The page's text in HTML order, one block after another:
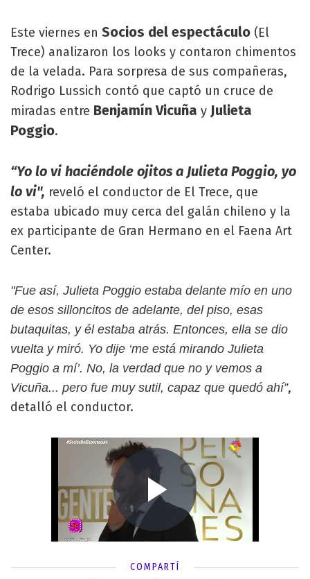
Este viernes en Socios del espectáculo (El
Trece) analizaron los looks y contaron chimentos
de la velada. Para sorpresa de sus compañeras,
Rodrigo Lussich contó que captó un cruce de
miradas entre Benjamín Vicuña y Julieta
Poggio.
“Yo lo vi haciéndole ojitos a Julieta Poggio, yo
lo vi", reveló el conductor de El Trece, que
estaba ubicado muy cerca del galán chileno y la
ex participante de Gran Hermano en el Faena Art
Center.
"Fue así, Julieta Poggio estaba delante mío en uno
de esos silloncitos de adelante, del piso, esas
butaquitas, y él estaba atrás. Entonces, ella se dio
vuelta y miró. Yo dije ‘me está mirando Julieta
Poggio a mí’. No, la verdad que no y vemos a
Vicuña... pero fue muy sutil, capaz que quedó ahí”,
detalló el conductor.
COMPARTÍ